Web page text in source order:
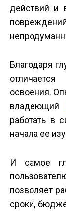
действий и
Благодаря
освоения.
владеющий
работать в
начала ее
И самое
позволяет
сроки,